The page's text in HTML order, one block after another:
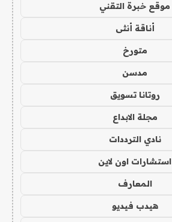
موقع خبرة التقني
أناقة أنثى
متورخ
مدسن
روتانا تسويق
مجلة الابداع
نادي الترددات
استشارات اون لاين
المعارف
هيدب فيديو